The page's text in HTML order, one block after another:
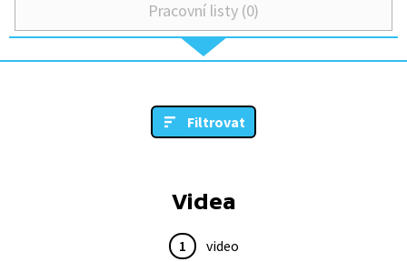
Pracovní listy (0)
Filtrovat
Videa
1 video